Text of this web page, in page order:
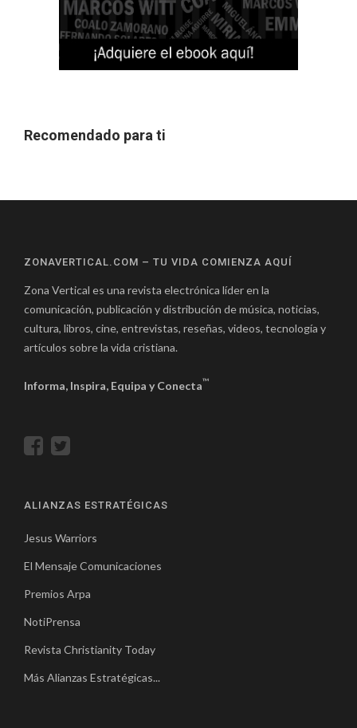
Recomendado para ti
ZONAVERTICAL.COM – TU VIDA COMIENZA AQUÍ
Zona Vertical es una revista electrónica líder en la
comunicación, publicación y distribución de música, noticias,
cultura, libros, cine, entrevistas, reseñas, videos, tecnología y
artículos sobre la vida cristiana.
Informa, Inspira, Equipa y Conecta™
ALIANZAS ESTRATÉGICAS
Jesus Warriors
El Mensaje Comunicaciones
Premios Arpa
NotiPrensa
Revista Christianity Today
Más Alianzas Estratégicas...